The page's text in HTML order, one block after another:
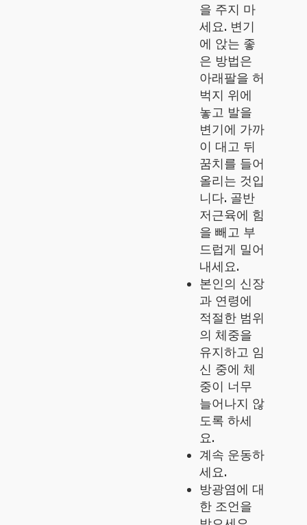
을 주지 마
세요. 변기
에 앉는 좋
은 방법은
아래팔을 허
벅지 위에
놓고 발을
변기에 가까
이 대고 뒤
꿈치를 들어
올리는 것입
니다. 골반
저근육에 힘
을 빼고 부
드럽게 밀어
내세요.
본인의 신장
과 연령에
적절한 범위
의 체중을
유지하고 임
신 중에 체
중이 너무
늘어나지 않
도록 하세
요.
계속 운동하
세요.
방광염에 대
한 조언을